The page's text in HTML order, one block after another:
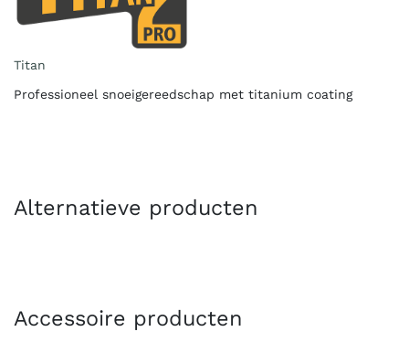
Titan
Professioneel snoeigereedschap met titanium coating
Alternatieve producten
Accessoire producten